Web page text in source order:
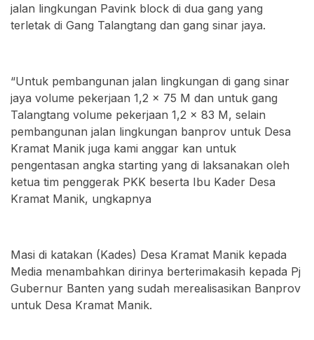
jalan lingkungan Pavink block di dua gang yang
terletak di Gang Talangtang dan gang sinar jaya.
“Untuk pembangunan jalan lingkungan di gang sinar
jaya volume pekerjaan 1,2 x 75 M dan untuk gang
Talangtang volume pekerjaan 1,2 x 83 M, selain
pembangunan jalan lingkungan banprov untuk Desa
Kramat Manik juga kami anggar kan untuk
pengentasan angka starting yang di laksanakan oleh
ketua tim penggerak PKK beserta Ibu Kader Desa
Kramat Manik, ungkapnya
Masi di katakan (Kades) Desa Kramat Manik kepada
Media menambahkan dirinya berterimakasih kepada Pj
Gubernur Banten yang sudah merealisasikan Banprov
untuk Desa Kramat Manik.